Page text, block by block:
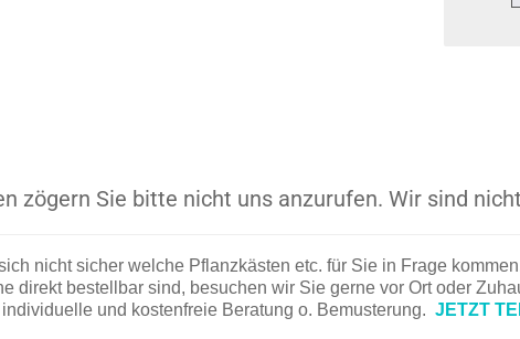
zögern Sie bitte nicht uns anzurufen. Wir sind
nicht sicher welche Pflanzkästen etc. für Sie in Frage
direkt bestellbar sind, besuchen wir Sie gerne vor Ort oder
und kostenfreie Beratung o. Bemusterung. JETZT